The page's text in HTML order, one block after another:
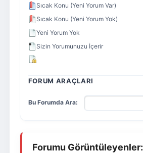
Sıcak Konu (Yeni Yorum Var)
Sıcak Konu (Yeni Yorum Yok)
Yeni Yorum Yok
Sizin Yorumunuzu İçerir
FORUM ARAÇLARI
Bu Forumda Ara:
Forumu Görüntüleyenler: